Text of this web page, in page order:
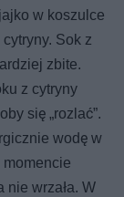
w koszulce
Sok z
zbite.
z cytryny
się „rozlać”.
wodę w
momencie
nie wrzała. W